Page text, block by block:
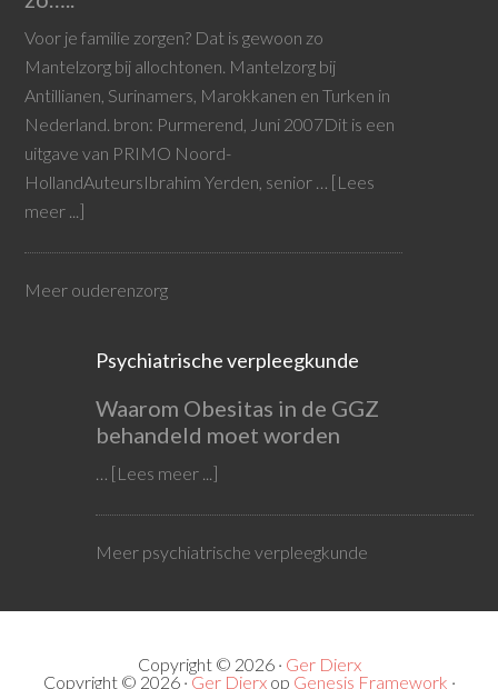
Voor je familie zorgen? Dat is gewoon zo
Mantelzorg bij allochtonen. Mantelzorg bij
Antillianen, Surinamers, Marokkanen en Turken in
Nederland. bron: Purmerend, Juni 2007Dit is een
uitgave van PRIMO Noord-
HollandAuteursIbrahim Yerden, senior … [Lees
meer ...]
Meer ouderenzorg
Psychiatrische verpleegkunde
Waarom Obesitas in de GGZ
behandeld moet worden
… [Lees meer ...]
Meer psychiatrische verpleegkunde
Copyright © 2026 · Ger Dierx
Copyright © 2026 ·Ger Dierxop Genesis Framework ·